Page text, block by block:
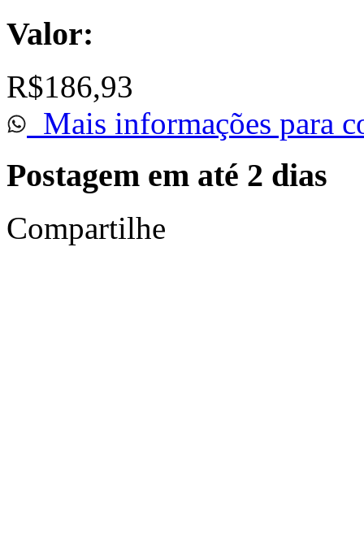
Valor:
R$186,93
Mais informações para
Postagem em até 2 dias
Compartilhe